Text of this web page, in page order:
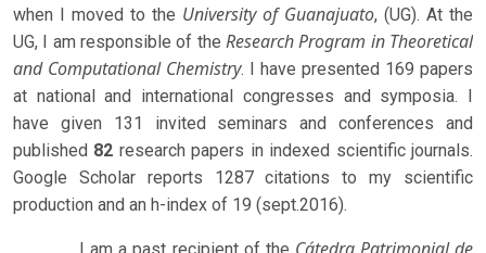
when I moved to the University of Guanajuato, (UG). At the
UG, I am responsible of the Research Program in Theoretical
and Computational Chemistry. I have presented 169 papers
at national and international congresses and symposia. I
have given 131 invited seminars and conferences and
published 82 research papers in indexed scientific journals.
Google Scholar reports 1287 citations to my scientific
production and an h-index of 19 (sept.2016).